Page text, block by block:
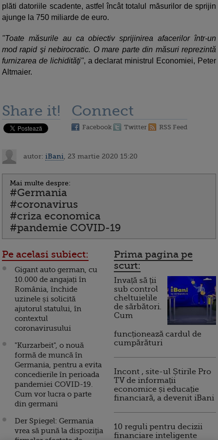
plăti datoriile scadente, astfel încât totalul măsurilor de sprijin
ajunge la 750 miliarde de euro.
"Toate măsurile au ca obiectiv sprijinirea afacerilor într-un
mod rapid şi nebirocratic. O mare parte din măsuri reprezintă
furnizarea de lichidităţi", a declarat ministrul Economiei, Peter
Altmaier.
Share it! Connect
Facebook Twitter RSS Feed
autor: iBani , 23 martie 2020 15:20
Mai multe despre:
#Germania
#coronavirus
#criza economica
#pandemie COVID-19
Pe acelasi subiect:
Gigant auto german, cu
10.000 de angajați în
România, închide
uzinele și solicită
ajutorul statului, în
contextul
coronavirusului
"Kurzarbeit", o nouă
formă de muncă în
Germania, pentru a evita
concedierile în perioada
pandemiei COVID-19.
Cum vor lucra o parte
din germani
Der Spiegel: Germania
vrea să pună la dispoziţia
Prima pagina pe
scurt:
Invață să ții
sub control
cheltuielile
de sărbători.
Cum
funcționează cardul de
cumpărături
Incont , site-ul Știrile Pro
TV de informații
economice și educație
financiară, a devenit iBani
10 reguli pentru decizii
financiare inteligente